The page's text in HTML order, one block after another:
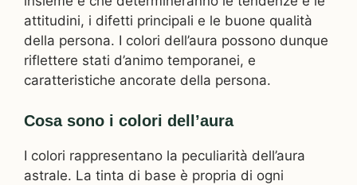
attitudini, i difetti principali e le buone qualità
della persona. I colori dell’aura possono dunque
riflettere stati d’animo temporanei, e
caratteristiche ancorate della persona.
Cosa sono i colori dell’aura
I colori rappresentano la peculiarità dell’aura
astrale. La tinta di base è propria di ogni